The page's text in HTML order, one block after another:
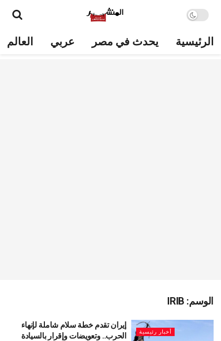
الرئيسية يحدث في مصر عربي العالم
الوسم: IRIB
أخبار رئيسية
إيران تقدم خطة سلام شاملة لإنهاء
الحرب.. وتعويضات وإقرار بالسيادة